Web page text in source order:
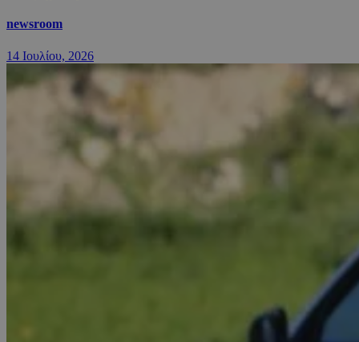
newsroom
14 Ιουλίου, 2026